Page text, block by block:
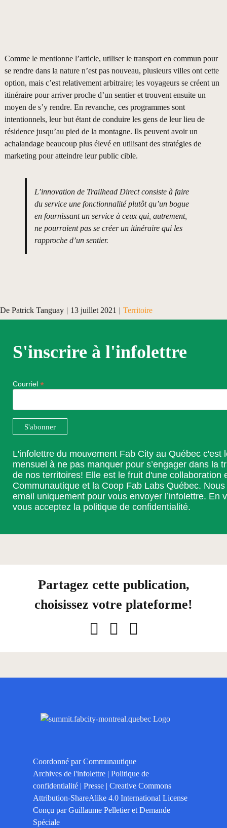
Comme le mentionne l’article, utiliser le transport en commun pour
se rendre dans la nature n’est pas nouveau, plusieurs villes ont cette
option, mais c’est relativement arbitraire; les voyageurs se créent un
itinéraire pour arriver proche d’un sentier et trouvent ensuite un
moyen de s’y rendre. En revanche, ces programmes sont
intentionnels, leur but étant de conduire les gens de leur lieu de
résidence jusqu’au pied de la montagne. Ils peuvent avoir un
achalandage beaucoup plus élevé en utilisant des stratégies de
marketing pour atteindre leur public cible.
L’innovation de Trailhead Direct consiste à faire
du service une fonctionnalité plutôt qu’un bogue
en fournissant un service à ceux qui, autrement,
ne pourraient pas se créer un itinéraire qui les
rapproche d’un sentier.
De Patrick Tanguay | 13 juillet 2021 | Territoire
S'inscrire à l'infolettre
Courriel *
L'infolettre du mouvement Fab City au Québec c'est
mensuel à ne pas manquer pour s’engager dans la
de nos territoires! Elle est le fruit d'une collaboration
Communautique et la Coop Fab Labs Québec.
email uniquement pour vous envoyer l’infolettre. En
vous acceptez la politique de confidentialité.
Partagez cette publication,
choisissez votre plateforme!
Facebook
LinkedIn
Coordonné parCommunautique
Archives de l'infolettre
Politique de
confidentialité
Presse
Creative Commons
Attribution-ShareAlike 4.0 International License
Conçu parGuillaume PelletieretDemande
Spéciale